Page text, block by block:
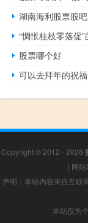
湖南海利股票股吧
“惆怅桂枝零落促
股票哪个好
可以去拜年的祝
Copyright © 2012 - 2026
| 网站
声明：本站内容来自互联
本站仅为